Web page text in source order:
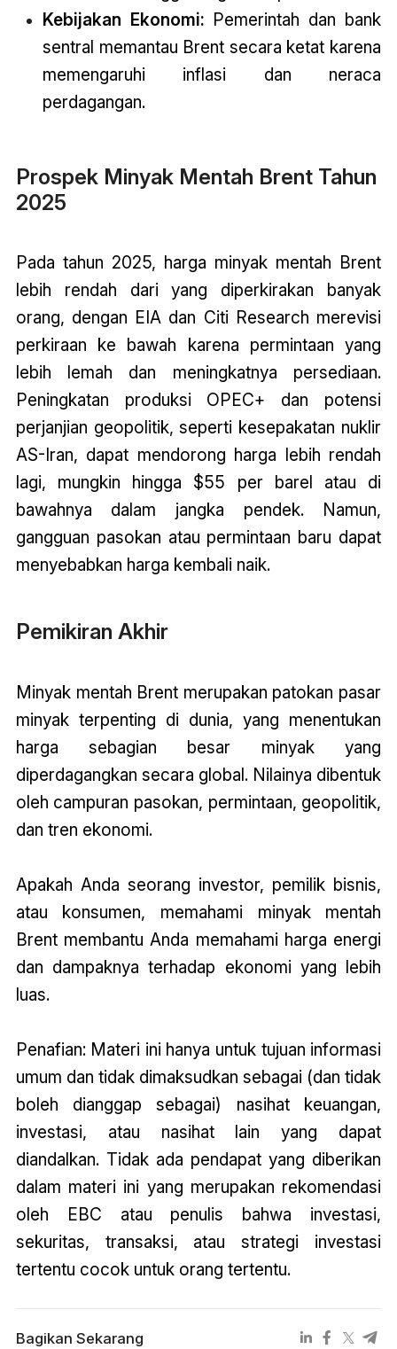
Kebijakan Ekonomi: Pemerintah dan bank
sentral memantau Brent secara ketat karena
memengaruhi inflasi dan neraca
perdagangan.
Prospek Minyak Mentah Brent Tahun
2025
Pada tahun 2025, harga minyak mentah Brent
lebih rendah dari yang diperkirakan banyak
orang, dengan EIA dan Citi Research merevisi
perkiraan ke bawah karena permintaan yang
lebih lemah dan meningkatnya persediaan.
Peningkatan produksi OPEC+ dan potensi
perjanjian geopolitik, seperti kesepakatan nuklir
AS-Iran, dapat mendorong harga lebih rendah
lagi, mungkin hingga $55 per barel atau di
bawahnya dalam jangka pendek. Namun,
gangguan pasokan atau permintaan baru dapat
menyebabkan harga kembali naik.
Pemikiran Akhir
Minyak mentah Brent merupakan patokan pasar
minyak terpenting di dunia, yang menentukan
harga sebagian besar minyak yang
diperdagangkan secara global. Nilainya dibentuk
oleh campuran pasokan, permintaan, geopolitik,
dan tren ekonomi.
Apakah Anda seorang investor, pemilik bisnis,
atau konsumen, memahami minyak mentah
Brent membantu Anda memahami harga energi
dan dampaknya terhadap ekonomi yang lebih
luas.
Penafian: Materi ini hanya untuk tujuan informasi
umum dan tidak dimaksudkan sebagai (dan tidak
boleh dianggap sebagai) nasihat keuangan,
investasi, atau nasihat lain yang dapat
diandalkan. Tidak ada pendapat yang diberikan
dalam materi ini yang merupakan rekomendasi
oleh EBC atau penulis bahwa investasi,
sekuritas, transaksi, atau strategi investasi
tertentu cocok untuk orang tertentu.
Bagikan Sekarang